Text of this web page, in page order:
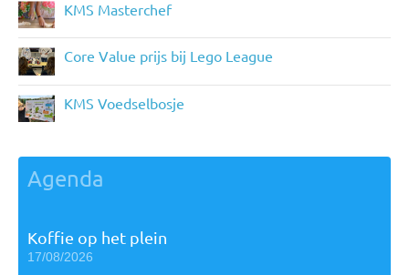
KMS Masterchef
Core Value prijs bij Lego League
KMS Voedselbosje
Agenda
Koffie op het plein
17/08/2026